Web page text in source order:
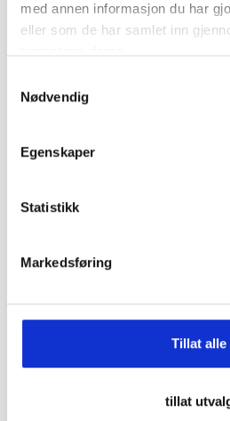
med annen informasjon du har
eller som de har samlet inn
Nødvendig
Egenskaper
Statistikk
Markedsføring
Tillat alle
tillat
549
Fjällräven Canvas Belt
549,-